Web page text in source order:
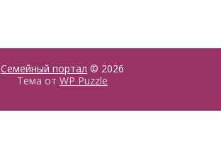
Семейный портал © 2026
Тема от WP Puzzle